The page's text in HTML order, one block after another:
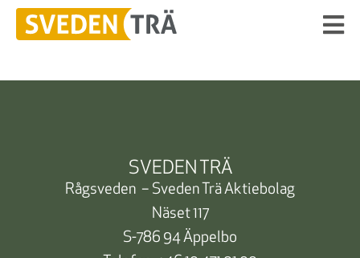
SVEDEN TRÄ
Rågsveden – Sveden Trä Aktiebolag
Näset 117
S-786 94 Äppelbo